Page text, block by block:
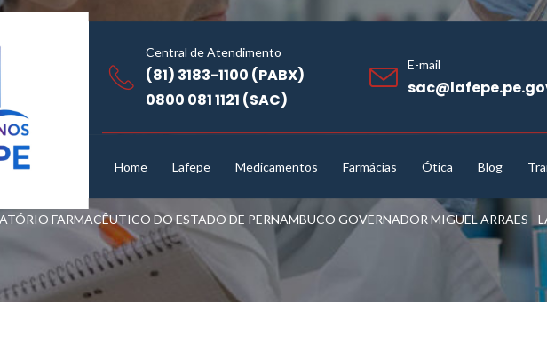
Central de Atendimento
(81) 3183-1100 (PABX)
0800 081 1121 (SAC)
E-mail
Home Lafepe Medicamentos Farmácias Ótica Blog
FARMACÊUTICO DO ESTADO DE PERNAMBUCO GOVERNADOR MIGUEL ARRAES -